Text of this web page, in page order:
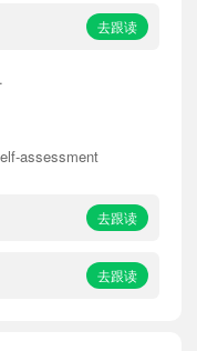
去跟读
assessment
去跟读
去跟读